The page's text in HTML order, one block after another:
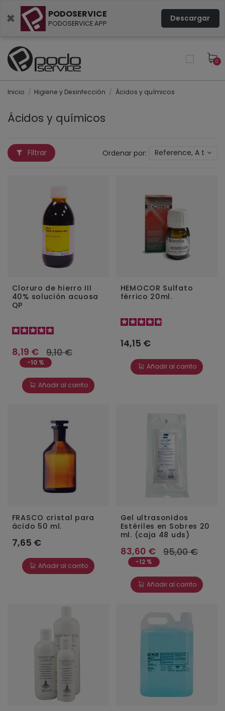
× PODOSERVICE
PODOSERVICE APP Descargar
0
Inicio Higiene y Desinfección Ácidos y químicos
Ácidos y químicos
Filtrar Ordenar por: Reference, A to Z
Cloruro de hierro III
40% solución acuosa
QP
8,19 € 9,10 €
-10 %
Añadir al carrito
HEMOCOR Sulfato
férrico 20ml.
14,15 €
Añadir al carrito
FRASCO cristal para
ácido 50 ml.
7,65 €
Añadir al carrito
Gel ultrasonidos
Estériles en Sobres 20
ml. (caja 48 uds)
83,60 € 95,00 €
-12 %
Añadir al carrito